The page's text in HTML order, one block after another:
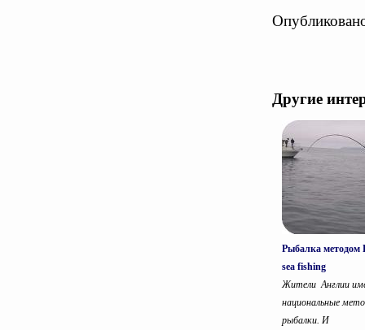
Другие
Рыбалка методом
sea fishing
Жители Англии
национальные
рыбалки. И